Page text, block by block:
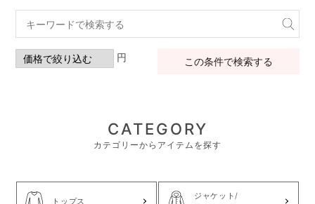
円 この条件で検索する
CATEGORY
カテゴリーからアイテムを探す
トップス
ジャケット/